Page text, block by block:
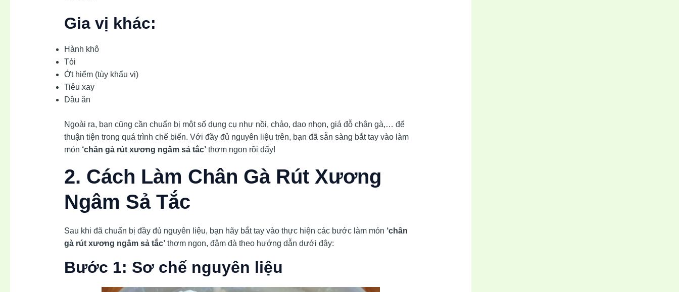
Gia vị khác:
Hành khô
Tỏi
Ớt hiểm (tùy khẩu vị)
Tiêu xay
Dầu ăn
Ngoài ra, bạn cũng cần chuẩn bị một số dụng cụ như nồi, chảo, dao nhọn, giá đỗ chân gà,… để
thuận tiện trong quá trình chế biến. Với đầy đủ nguyên liệu trên, bạn đã sẵn sàng bắt tay vào làm
món ‘chân gà rút xương ngâm sả tắc’thơm ngon rồi đấy!
2. Cách Làm Chân Gà Rút Xương
Ngâm Sả Tắc
Sau khi đã chuẩn bị đầy đủ nguyên liệu, bạn hãy bắt tay vào thực hiện các bước làm món ‘chân
gà rút xương ngâm sả tắc’thơm ngon, đậm đà theo hướng dẫn dưới đây:
Bước 1: Sơ chế nguyên liệu